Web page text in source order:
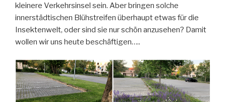
kleinere Verkehrsinsel sein. Aber bringen solche
innerstädtischen Blühstreifen überhaupt etwas für die
Insektenwelt, oder sind sie nur schön anzusehen? Damit
wollen wir uns heute beschäftigen…..